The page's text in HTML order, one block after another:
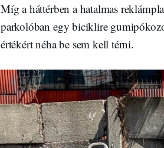
Míg a háttérben a hatalmas
parkolóban egy biciklire
értékért néha be sem kell térni.